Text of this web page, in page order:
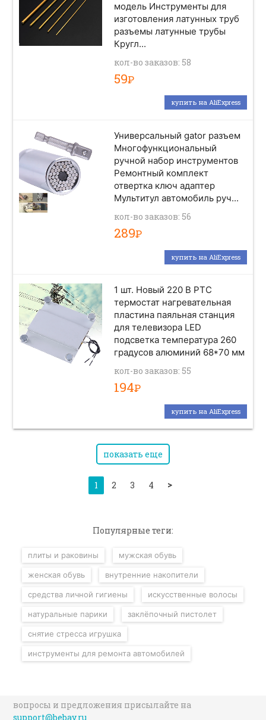
модель Инструменты для
изготовления латунных труб
разъемы латунные трубы
Кругл...
кол-во заказов: 58
59Р
купить на AliExpress
Универсальный gator разъем
Многофункциональный
ручной набор инструментов
Ремонтный комплект
отвертка ключ адаптер
Мультитул автомобиль руч...
кол-во заказов: 56
289Р
купить на AliExpress
1 шт. Новый 220 В PTC
термостат нагревательная
пластина паяльная станция
для телевизора LED
подсветка температура 260
градусов алюминий 68*70 мм
кол-во заказов: 55
194Р
купить на AliExpress
показать еще
1 2 3 4 >
Популярные теги:
плиты и раковины мужская обувь
женская обувь внутренние накопители
средства личной гигиены искусственные волосы
натуральные парики заклёпочный пистолет
снятие стресса игрушка
инструменты для ремонта автомобилей
вопросы и предложения присылайте на
support@bebay.ru